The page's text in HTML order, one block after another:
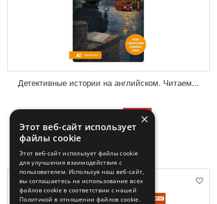
Детективные истории на английском. Читаем...
4,48 € -50%
×
Этот веб-сайт использует
файлы cookie
Этот веб-сайт использует файлы cookie
для улучшения взаимодействия с
пользователем. Используя наш веб-сайт,
вы соглашаетесь на использование всех
файлов cookie в соответствии с нашей
Политикой в ​​отношении файлов cookie.